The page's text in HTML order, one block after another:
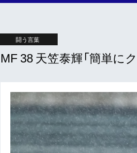
闘う言葉
MF 38 天笠泰輝「簡単